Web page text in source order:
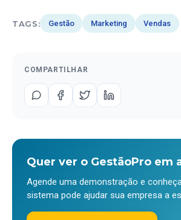
TAGS: Gestão Marketing Vendas
COMPARTILHAR
Quer ver o GestãoPro em
Agende uma demonstração e
sistema pode ajudar sua empresa a